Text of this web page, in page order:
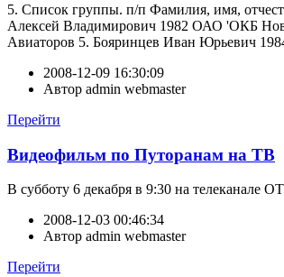
5. Список группы. п/п Фамилия, имя,
Алексей Владимирович 1982 ОАО 'ОКБ
Авиаторов 5. Бояринцев Иван Юрьевич
2008-12-09 16:30:09
Автор admin webmaster
Перейти
Видеофильм по Путоранам на ТВ
В субботу 6 декабря в 9:30 на телеканале
2008-12-03 00:46:34
Автор admin webmaster
Перейти